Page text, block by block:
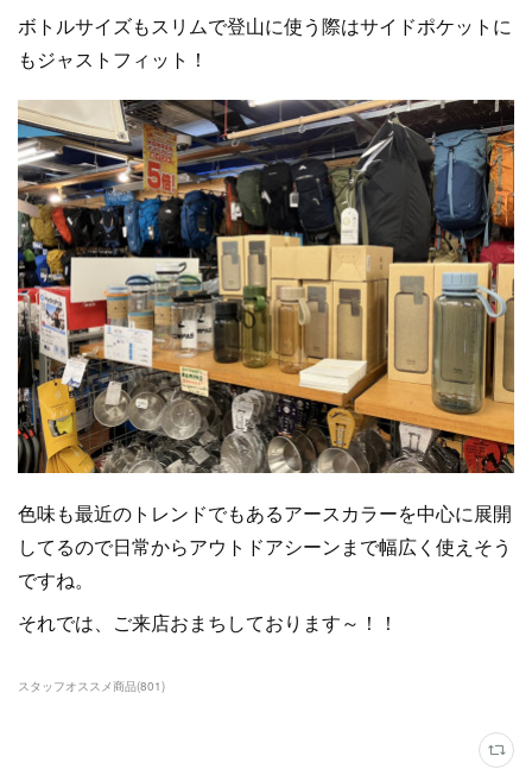
ボトルサイズもスリムで登山に使う際はサイドポケットに
もジャストフィット！
色味も最近のトレンドでもあるアースカラーを中心に展開
してるので日常からアウトドアシーンまで幅広く使えそう
ですね。
それでは、ご来店おまちしております～！！
スタッフオススメ商品(801)